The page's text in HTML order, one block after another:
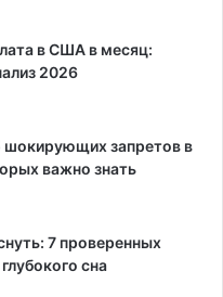
в США в месяц:
2026
шокирующих запретов в
важно знать
7 проверенных
сна